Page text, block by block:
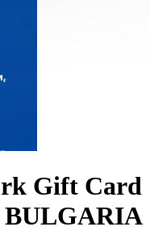
Gift Card
BULGARIA